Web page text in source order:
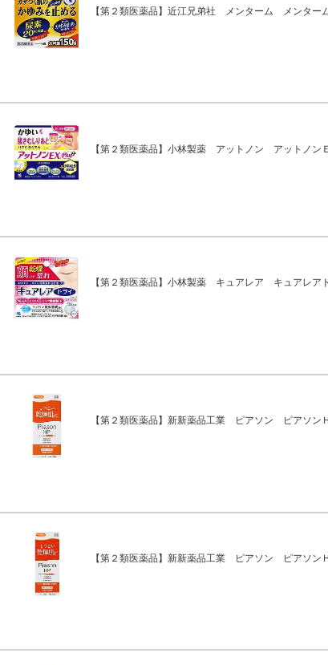
【第２類医薬品】近江兄弟社 メンターム メンター
【第２類医薬品】小林製薬 アットノン アットノ
【第２類医薬品】小林製薬 キュアレア キュアレア
【第２類医薬品】新新薬品工業 ピアソン ピアソン
【第２類医薬品】新新薬品工業 ピアソン ピアソン